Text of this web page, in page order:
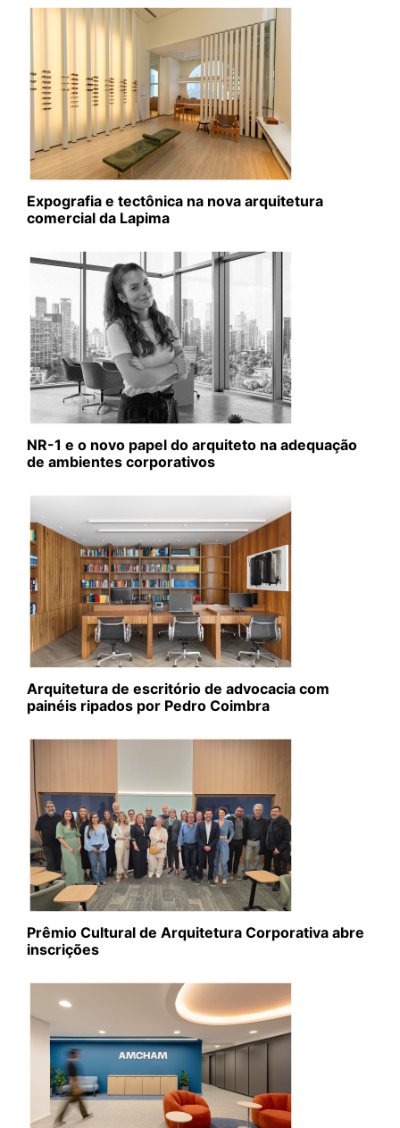
Expografia e tectônica na nova arquitetura
comercial da Lapima
NR-1 e o novo papel do arquiteto na adequação
de ambientes corporativos
Arquitetura de escritório de advocacia com
painéis ripados por Pedro Coimbra
Prêmio Cultural de Arquitetura Corporativa abre
inscrições